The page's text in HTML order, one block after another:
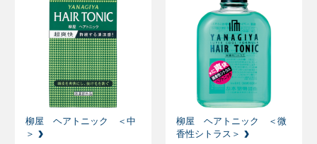
柳屋 ヘアトニック ＜中
＞
柳屋 ヘアトニック ＜微
香性シトラス＞